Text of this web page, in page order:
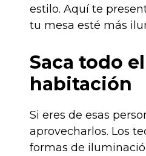
estilo. Aquí te
tu mesa esté más
Saca todo
habitación
Si eres de esas
aprovecharlos. Los
formas de